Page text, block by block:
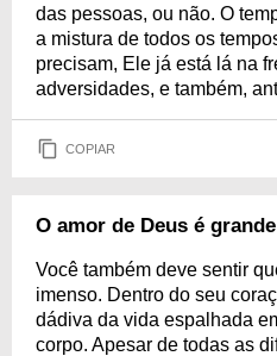
das pessoas, ou não. O
a mistura de todos os
precisam, Ele já está lá na
adversidades, e também,
COPIAR
O amor de Deus é grande
Você também deve sentir
imenso. Dentro do seu
dádiva da vida espalhada
corpo. Apesar de todas as